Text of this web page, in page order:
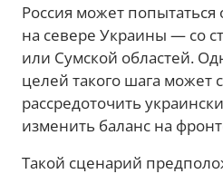
Россия может
на севере Украины — со
или Сумской областей.
целей такого шага может
рассредоточить
изменить баланс на
Такой сценарий